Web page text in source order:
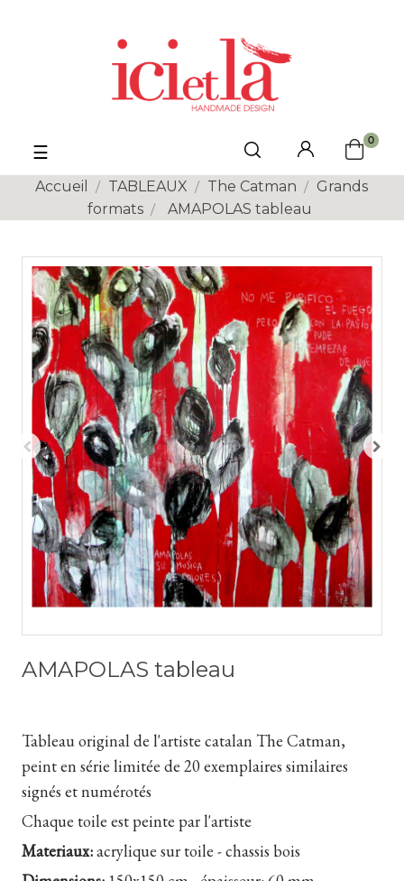
Basculer
la
navigation
☰
0
Accueil TABLEAUX The Catman
Grands
formats
AMAPOLAS tableau
AMAPOLAS tableau
Tableau original de l'artiste catalan The Catman,
peint en série limitée de 20 exemplaires similaires
signés et numérotés
Chaque toile est peinte par l'artiste
Materiaux:acrylique sur toile - chassis bois